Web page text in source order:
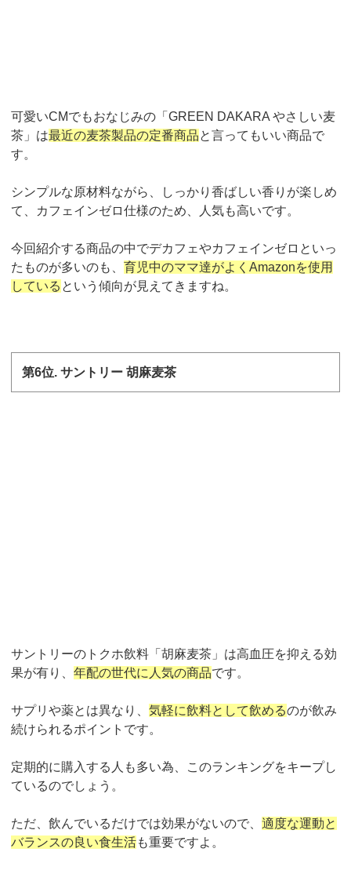
可愛いCMでもおなじみの「GREEN DAKARAやさしい麦
茶」は最近の麦茶製品の定番商品と言ってもいい商品で
す。
シンプルな原材料ながら、しっかり香ばしい香りが楽しめ
て、カフェインゼロ仕様のため、人気も高いです。
今回紹介する商品の中でデカフェやカフェインゼロといっ
たものが多いのも、育児中のママ達がよくAmazonを使用
している という傾向が見えてきますね。
第6位. サントリー 胡麻麦茶
サントリーのトクホ飲料「胡麻麦茶」は高血圧を抑える効
果が有り、年配の世代に人気の商品です。
サプリや薬とは異なり、気軽に飲料として飲めるのが飲み
続けられるポイントです。
定期的に購入する人も多い為、このランキングをキープし
ているのでしょう。
ただ、飲んでいるだけでは効果がないので、適度な運動と
バランスの良い食生活も重要ですよ。